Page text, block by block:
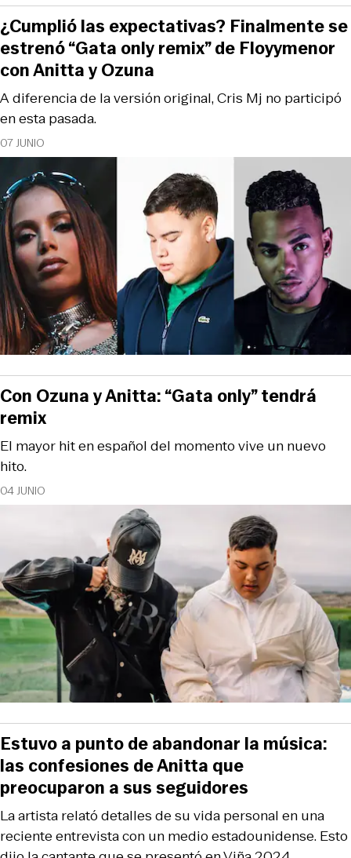
07 JUNIO
A diferencia de la versión original, Cris Mj no participó
en esta pasada.
¿Cumplió las expectativas? Finalmente se
estrenó “Gata only remix” de Floyymenor
con Anitta y Ozuna
04 JUNIO
El mayor hit en español del momento vive un nuevo
hito.
Con Ozuna y Anitta: “Gata only” tendrá
remix
La artista relató detalles de su vida personal en una
reciente entrevista con un medio estadounidense. Esto
Estuvo a punto de abandonar la música:
las confesiones de Anitta que
preocuparon a sus seguidores